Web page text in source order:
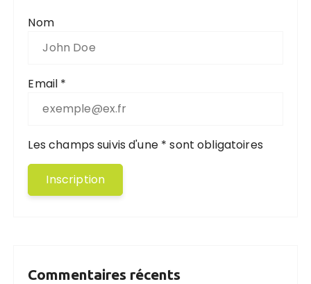
Nom
Email *
Les champs suivis d'une * sont obligatoires
Commentaires récents